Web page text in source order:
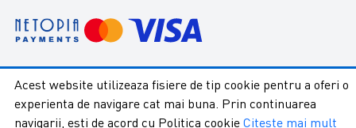
Copyright © 2026 - ReduceriXXL |
Toate drepturile rezervate.
Acest website utilizeaza fisiere de tip cookie pentru a oferi o
experienta de navigare cat mai buna. Prin continuarea
navigarii, esti de acord cu Politica cookie Citeste mai mult